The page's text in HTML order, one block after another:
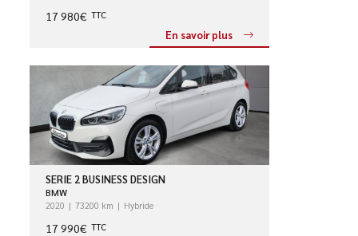
17 980€ TTC
En savoir plus
SERIE 2 BUSINESS DESIGN
BMW
2020 73200 km Hybride
17 990€ TTC